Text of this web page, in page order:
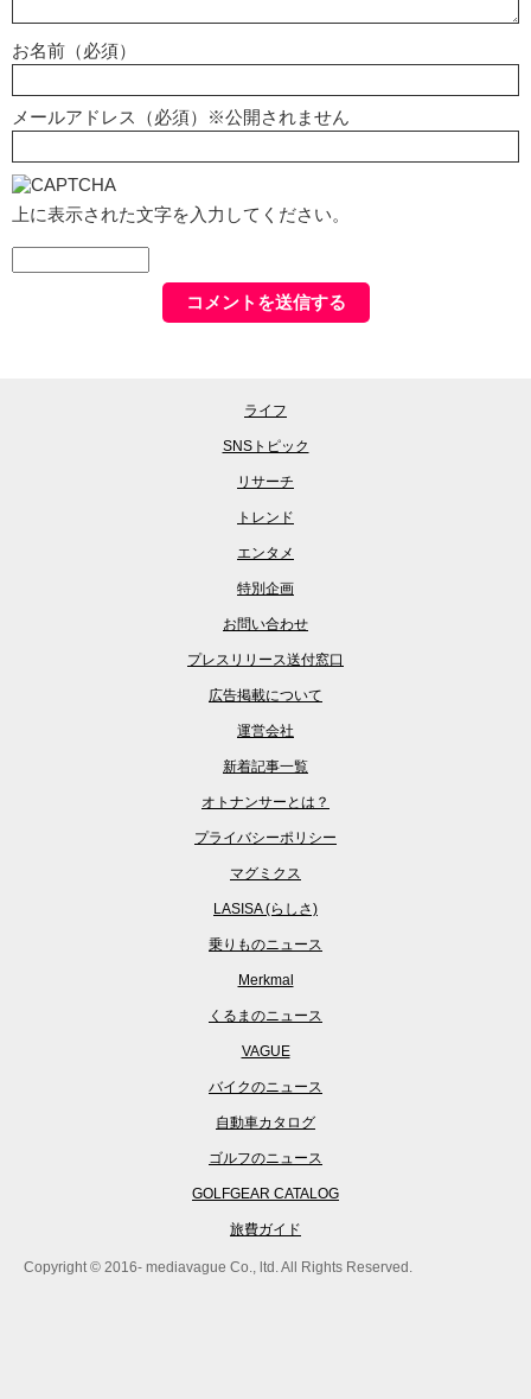
お名前（必須）
メールアドレス（必須）※公開されません
上に表示された文字を入力してください。
ライフ
SNSトピック
リサーチ
トレンド
エンタメ
特別企画
お問い合わせ
プレスリリース送付窓口
広告掲載について
運営会社
新着記事一覧
オトナンサーとは？
プライバシーポリシー
マグミクス
LASISA (らしさ)
乗りものニュース
Merkmal
くるまのニュース
VAGUE
バイクのニュース
自動車カタログ
ゴルフのニュース
GOLFGEAR CATALOG
旅費ガイド
Copyright © 2016- mediavague Co., ltd. All Rights Reserved.